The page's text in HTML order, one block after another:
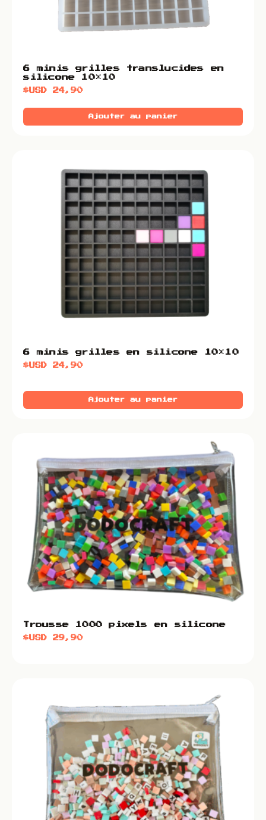
6 minis grilles translucides en
silicone 10×10
$USD24,90
Ajouter au panier
6 minis grilles en silicone 10×10
$USD24,90
Ajouter au panier
Trousse 1000 pixels en silicone
$USD29,90